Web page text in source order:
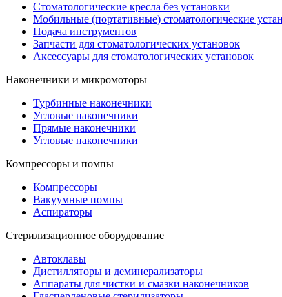
Стоматологические кресла без установки
Мобильные (портативные) стоматологические
Подача инструментов
Запчасти для стоматологических установок
Аксессуары для стоматологических установок
Наконечники и микромоторы
Турбинные наконечники
Угловые наконечники
Прямые наконечники
Угловые наконечники
Компрессоры и помпы
Компрессоры
Вакуумные помпы
Аспираторы
Стерилизационное оборудование
Автоклавы
Дистилляторы и деминерализаторы
Аппараты для чистки и смазки наконечников